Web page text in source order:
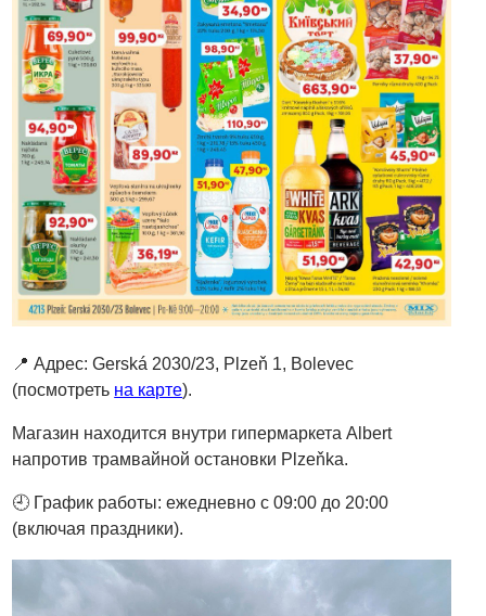
📍 Адрес: Gerská 2030/23, Plzeň 1, Bolevec
(посмотреть на карте).
Магазин находится внутри гипермаркета Albert
напротив трамвайной остановки Plzeňka.
🕘 График работы: ежедневно с 09:00 до 20:00
(включая праздники).